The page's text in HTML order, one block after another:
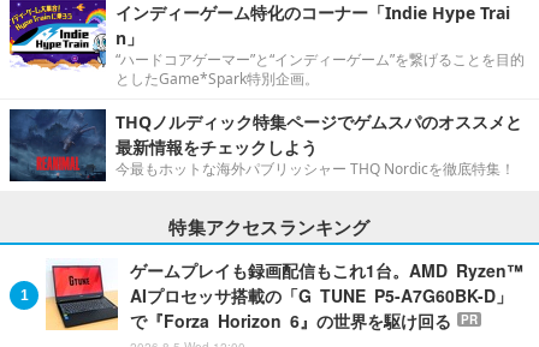
インディーゲーム特化のコーナー「Indie Hype Trai
n」
“ハードコアゲーマー”と“インディーゲーム”を繋げることを目的
としたGame*Spark特別企画。
THQノルディック特集ページでゲムスパのオススメと
最新情報をチェックしよう
今最もホットな海外パブリッシャー THQ Nordicを徹底特集！
特集アクセスランキング
ゲームプレイも録画配信もこれ1台。AMD Ryzen™
AIプロセッサ搭載の「G TUNE P5-A7G60BK-D」
で『Forza Horizon 6』の世界を駆け回る
PR